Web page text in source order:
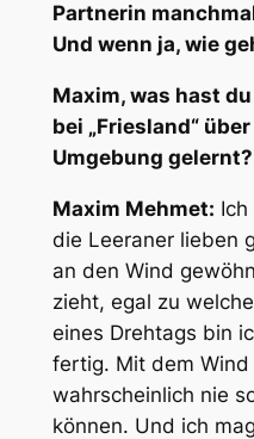
Partnerin
Und wenn ja, wie
Maxim, was hast
bei „Friesland“
Umgebung gelernt?
Maxim Mehmet:
die Leeraner lieben
an den Wind
zieht, egal zu
eines Drehtags bin
fertig. Mit dem
wahrscheinlich nie
können. Und ich